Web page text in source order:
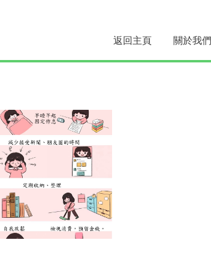
返回主頁 關於我們